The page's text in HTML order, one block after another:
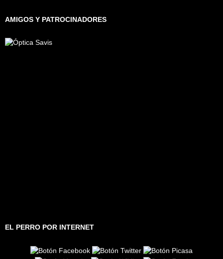
AMIGOS Y PATROCINADORES
EL PERRO POR INTERNET